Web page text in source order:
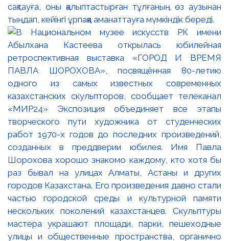
сақтауға, оны қалыптастырған тұлғаның өз аузынан
тыңдап, кейінгі ұрпаққа аманаттауға мүмкіндік береді.